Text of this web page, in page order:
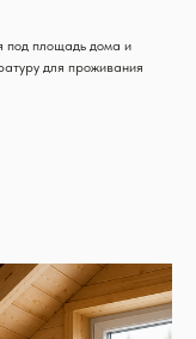
под площадь дома и
для проживания